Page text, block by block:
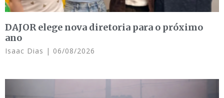
DAJOR elege nova diretoria para o próximo
ano
Isaac Dias 06/08/2026